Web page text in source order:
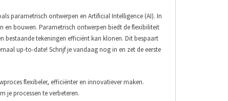
parametrisch ontwerpen en Artificial Intelligence (AI). In
en bouwen. Parametrisch ontwerpen biedt de flexibiliteit
bestaande tekeningen efficiënt kan klonen. Dit bespaart
up-to-date! Schrijf je vandaag nog in en zet de eerste
flexibeler, efficiënter en innovatiever maken.
je processen te verbeteren.